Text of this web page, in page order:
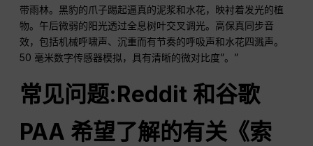
带雨林。黑豹的爪子踢起逼真的泥浆和水花，映衬着发光的植
物。午后微弱的阳光透过全息树叶交叉调光。高保真同步音
效，包括机械呼啸声、沉重而有节奏的呼吸声和水花四溅声。
50 毫米数字传感器模拟，具有清晰的微对比度”。”
常见问题:Reddit 和谷歌
PAA 希望了解的有关《索